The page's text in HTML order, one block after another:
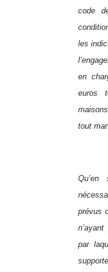
code
les
en
euros
tout
prévus
par